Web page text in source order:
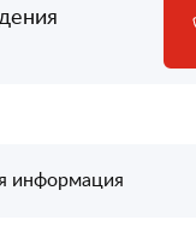
информация